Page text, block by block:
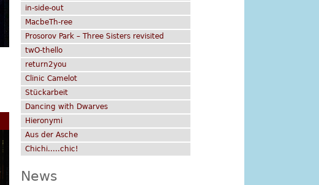
in-side-out
MacbeTh-ree
Prosorov Park – Three Sisters revisited
twO-thello
return2you
Clinic Camelot
Stückarbeit
Dancing with Dwarves
Hieronymi
Aus der Asche
Chichi.....chic!
News